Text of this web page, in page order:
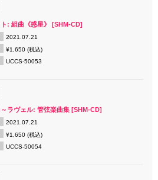
: 組曲《惑星》 [SHM-CD]
2021.07.21
¥1,650 (税込)
UCCS-50053
ラヴェル: 管弦楽曲集 [SHM-CD]
2021.07.21
¥1,650 (税込)
UCCS-50054